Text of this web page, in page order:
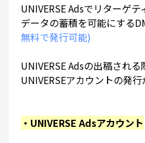
UNIVERSE Adsでリターゲテ
データの蓄積を可能にする
無料で発行可能)
UNIVERSE Adsの出稿され
UNIVERSEアカウントの発行
・UNIVERSE Adsアカウント